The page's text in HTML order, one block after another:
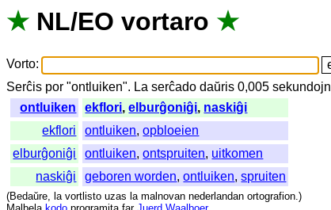
★ NL/EO vortaro ★
Vorto:
Serĉis por "ontluiken". La serĉado daŭris 0,005sekundojn
ontluiken
ekflori,elburĝoniĝi, naskiĝi
ekflori
ontluiken,opbloeien
elburĝoniĝi
ontluiken,ontspruiten, uitkomen
naskiĝi
geboren worden,ontluiken,spruiten
(Bedaŭre, la vortlisto uzas la malnovan nederlandan ortografion.)